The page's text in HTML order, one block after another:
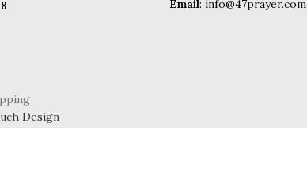
Email: info@47prayer.com
Design